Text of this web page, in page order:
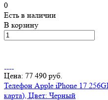
0
Есть в наличии
В корзину
Цена: 77 490 руб.
Телефон Apple iPhone 17
карта), Цвет: Черный